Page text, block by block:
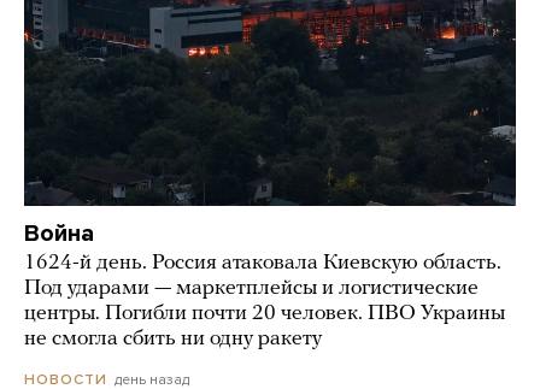
Война
1624-й день. Россия атаковала Киевскую область.
Под ударами — маркетплейсы и логистические
центры. Погибли почти 20 человек. ПВО Украины
не смогла сбить ни одну ракету
НОВОСТИ день назад